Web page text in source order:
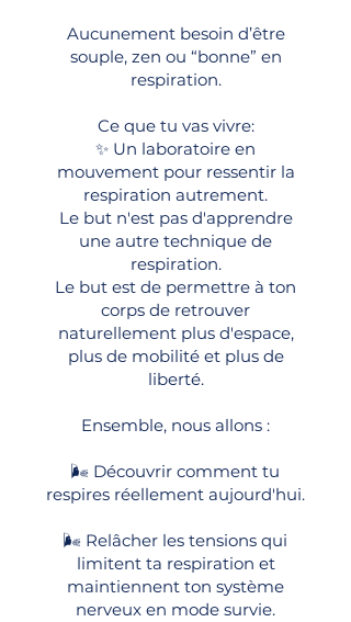
Aucunement besoin d’être
souple, zen ou “bonne” en
respiration.
Ce que tu vas vivre:
✨ Un laboratoire en
mouvement pour ressentir la
respiration autrement.
Le but n'est pas d'apprendre
une autre technique de
respiration.
Le but est de permettre à ton
corps de retrouver
naturellement plus d'espace,
plus de mobilité et plus de
liberté.
Ensemble, nous allons :
🌬️ Découvrir comment tu
respires réellement aujourd'hui.
🌬️ Relâcher les tensions qui
limitent ta respiration et
maintiennent ton système
nerveux en mode survie.